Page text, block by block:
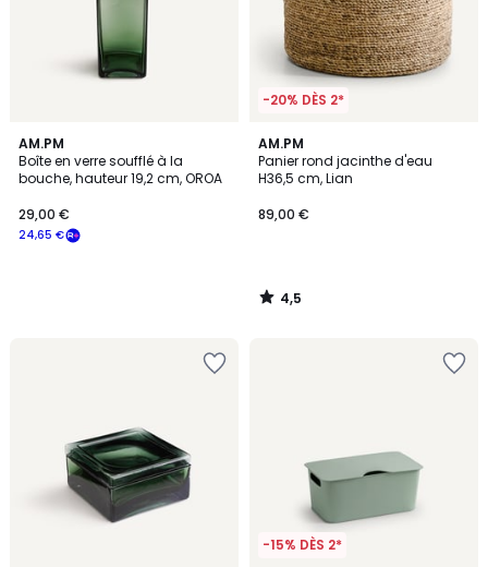
AM.PM
Boîte en verre soufflé à la
bouche, hauteur 19,2 cm, OROA
24,65 €
29,00 €
-20% DÈS 2*
AM.PM
Panier rond jacinthe d'eau
H36,5 cm, Lian
89,00 €
4,5
/ 5
4,5
/
-15% DÈS 2*